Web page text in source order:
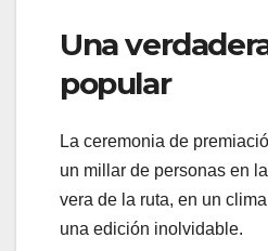
Una
popular
La ceremonia de
un millar de personas en
vera de la ruta, en un
una edición inolvidable.